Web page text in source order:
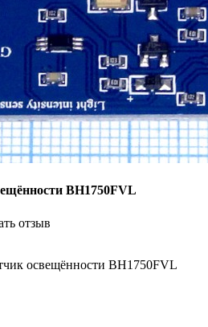
BH1750FVL
отзыв
освещённости BH1750FVL